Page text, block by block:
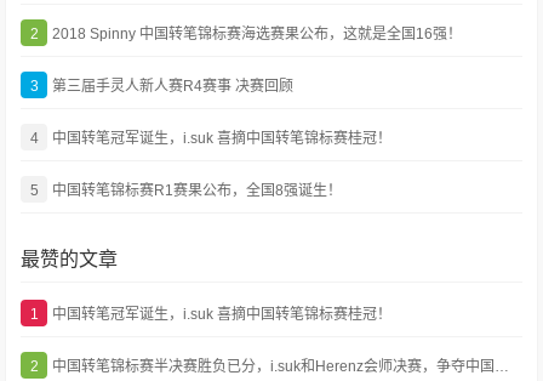
2 2018 Spinny 中国转笔锦标赛海选赛果公布，这就是全国16强！
3 第三届手灵人新人赛R4赛事 决赛回顾
4 中国转笔冠军诞生，i.suk 喜摘中国转笔锦标赛桂冠！
5 中国转笔锦标赛R1赛果公布，全国8强诞生！
最赞的文章
1 中国转笔冠军诞生，i.suk 喜摘中国转笔锦标赛桂冠！
2 中国转笔锦标赛半决赛胜负已分，i.suk和Herenz会师决赛，争夺中国第一！